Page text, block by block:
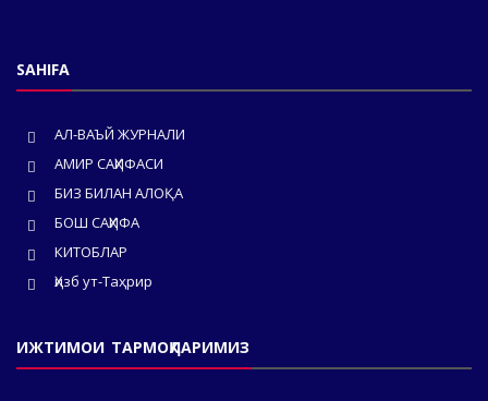
SAHIFA
АЛ-ВАЪЙ ЖУРНАЛИ
АМИР САҲИФАСИ
БИЗ БИЛАН АЛОҚА
БОШ САҲИФА
КИТОБЛАР
Ҳизб ут-Таҳрир
ИЖТИМОИ ТАРМОҚЛАРИМИЗ